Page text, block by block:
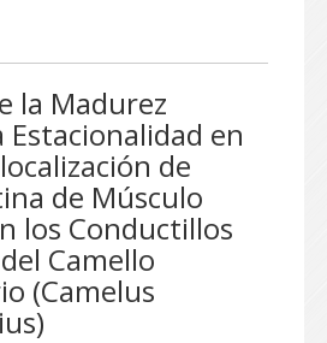
la Madurez
Estacionalidad en
de
de Músculo
los Conductillos
Camello
(Camelus